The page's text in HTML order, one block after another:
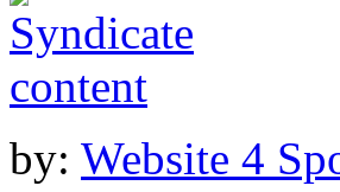
by: Website 4